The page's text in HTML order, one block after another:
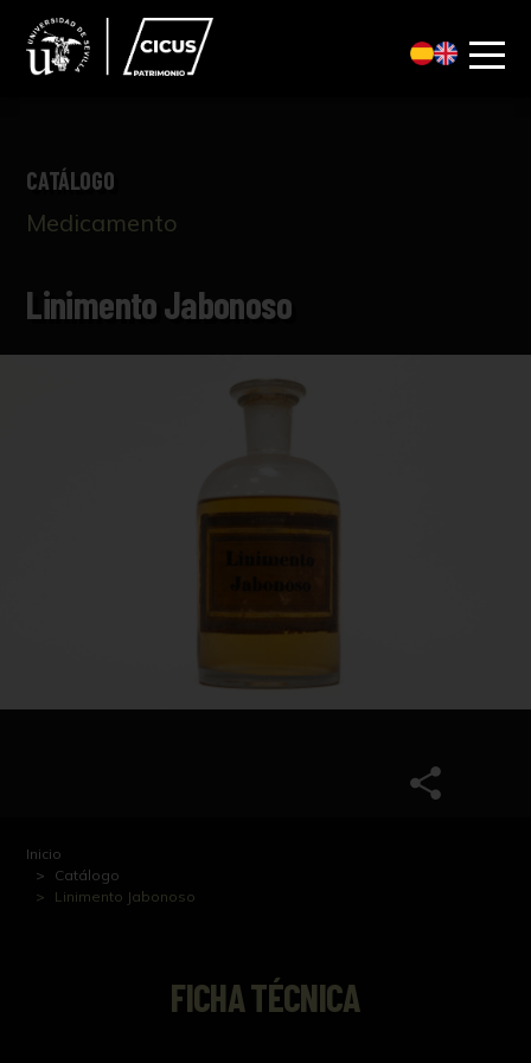
CATÁLOGO
Medicamento
Linimento Jabonoso
Inicio
Catálogo
Linimento Jabonoso
FICHA TÉCNICA